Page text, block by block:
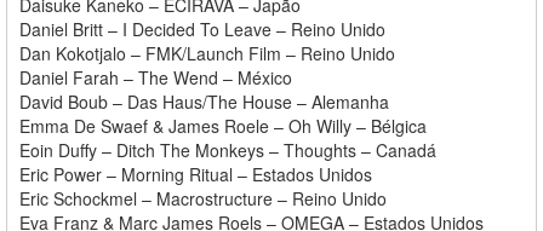
Daisuke Kaneko – ECIRAVA – Japão
Daniel Britt – I Decided To Leave – Reino Unido
Dan Kokotjalo – FMK/Launch Film – Reino Unido
Daniel Farah – The Wend – México
David Boub – Das Haus/The House – Alemanha
Emma De Swaef & James Roele – Oh Willy – Bélgica
Eoin Duffy – Ditch The Monkeys – Thoughts – Canadá
Eric Power – Morning Ritual – Estados Unidos
Eric Schockmel – Macrostructure – Reino Unido
Eva Franz & Marc James Roels – OMEGA – Estados Unidos